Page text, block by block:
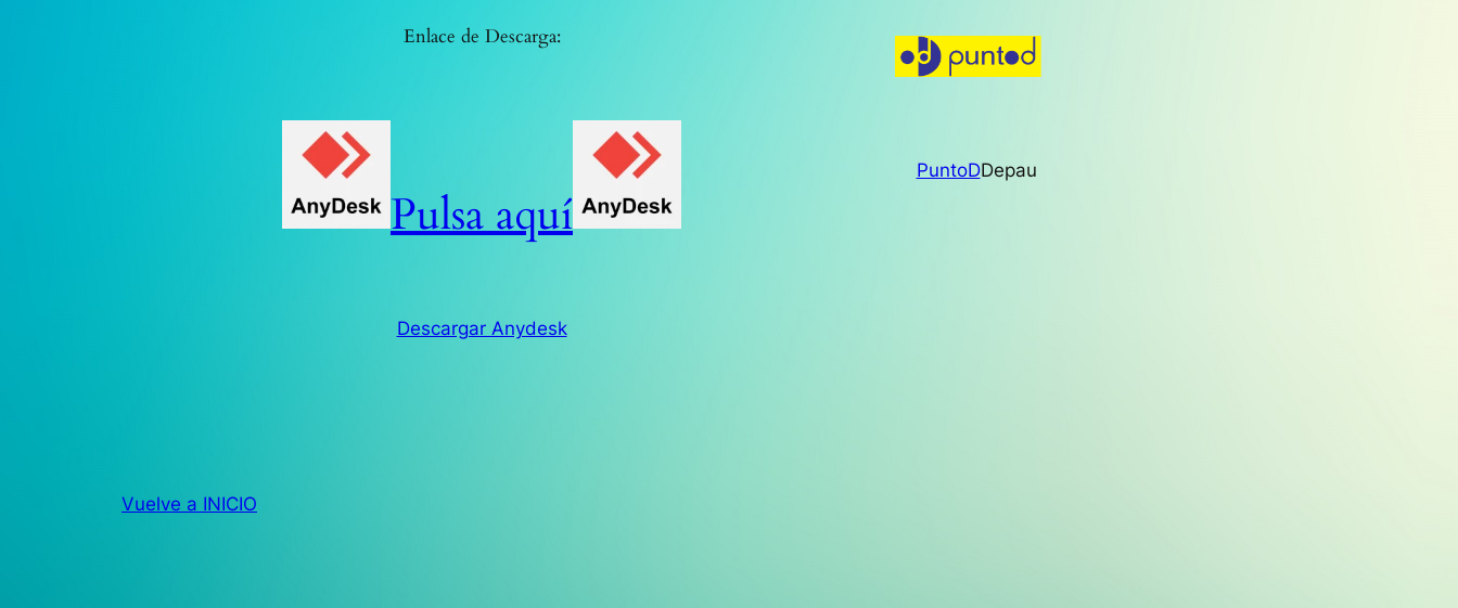
Enlace de Descarga:
Pulsa aquí
Descargar Anydesk
PuntoDDepau
Vuelve a INICIO